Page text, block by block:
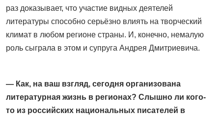
раз доказывает, что участие видных деятелей
литературы способно серьёзно влиять на творческий
климат в любом регионе страны. И, конечно, немалую
роль сыграла в этом и супруга ­Андрея Дмитриевича.
— Как, на ваш взгляд, сего­дня организована
литературная жизнь в регионах? Слышно ли кого-
то из российских национальных писателей в